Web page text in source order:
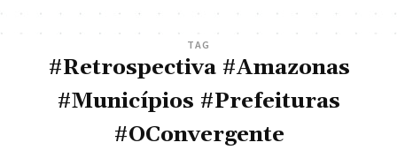
TAG
#Retrospectiva #Amazonas
#Municípios #Prefeituras
#OConvergente